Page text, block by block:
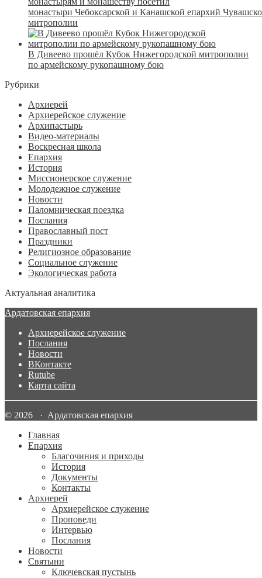
монастыри Чебоксарской и Канашской епархий
митрополии
В Дивеево прошёл Кубок Нижегородской митрополии
по армейскому рукопашному бою
Рубрики
Архиерей
Архиерейское служение
Архипастырь
Видео-материалы
Воскресная школа
Епархия
История
Миссионерское служение
Молодежное служение
Новости
Паломническая поездка
Послания
Православный пост
Праздники
Религиозное образование
Социальное служение
Экологическая работа
Актуальная аналитика
Ардатовская епархия
Архиерейское служение
Послания
Новости
ВКонтакте
Rutube
Карта сайта
© 2026 · Ардатовская епархия
Главная
Епархия
Благочиния и приходы
История
Документы
Контакты
Архиерей
Архиерейское служение
Проповеди
Интервью
Послания
Новости
Святыни
Ключевская пустынь